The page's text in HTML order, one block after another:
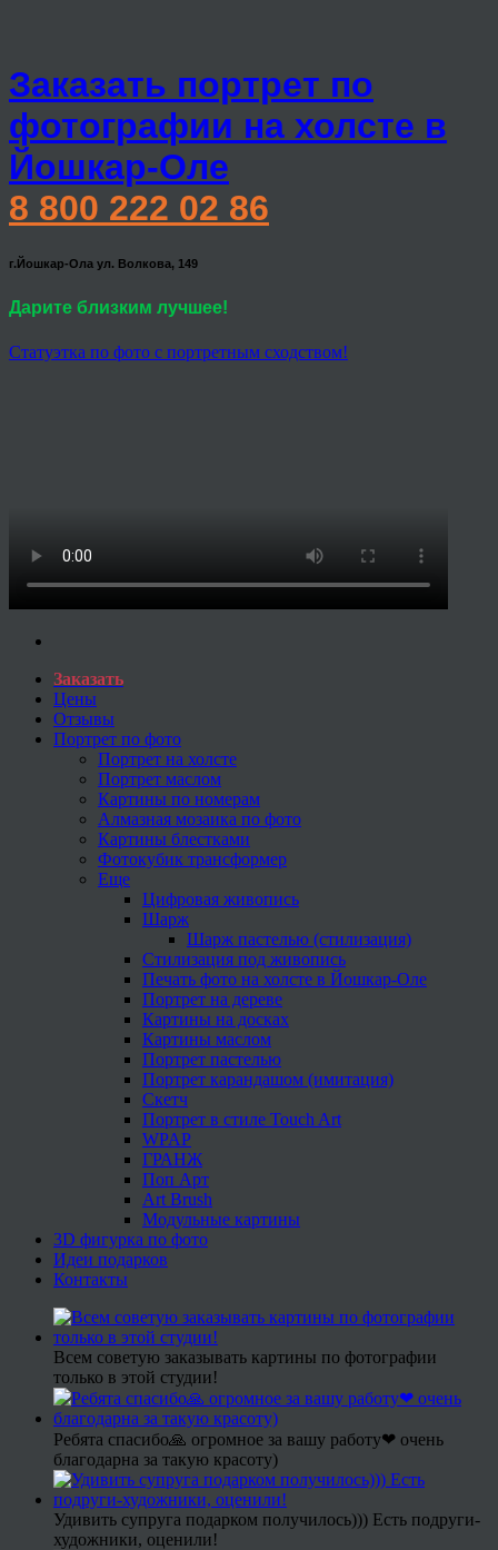
Заказать портрет по
фотографии на холсте в
Йошкар-Оле
8 800 222 02 86
г.Йошкар-Ола ул. Волкова, 149
Дарите близким лучшее!
Статуэтка по фото с портретным сходством!
Заказать
Цены
Отзывы
Портрет по фото
Портрет на холсте
Портрет маслом
Картины по номерам
Алмазная мозаика по фото
Картины блестками
Фотокубик трансформер
Еще
Цифровая живопись
Шарж
Шарж пастелью (стилизация)
Стилизация под живопись
Печать фото на холсте в Йошкар-Оле
Портрет на дереве
Картины на досках
Картины маслом
Портрет пастелью
Портрет карандашом (имитация)
Скетч
Портрет в стиле Touch Art
WPAP
ГРАНЖ
Поп Арт
Art Brush
Модульные картины
3D фигурка по фото
Идеи подарков
Контакты
Всем советую заказывать картины по фотографии
только в этой студии!
Ребята спасибо🙏 огромное за вашу работу❤ очень
благодарна за такую красоту)
Удивить супруга подарком получилось))) Есть подруги-
художники, оценили!